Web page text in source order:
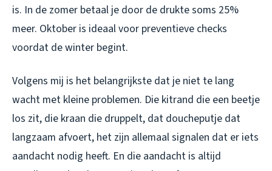
is. In de zomer betaal je door de drukte soms 25%
meer. Oktober is ideaal voor preventieve checks
voordat de winter begint.
Volgens mij is het belangrijkste dat je niet te lang
wacht met kleine problemen. Die kitrand die een beetje
los zit, die kraan die druppelt, dat doucheputje dat
langzaam afvoert, het zijn allemaal signalen dat er iets
aandacht nodig heeft. En die aandacht is altijd